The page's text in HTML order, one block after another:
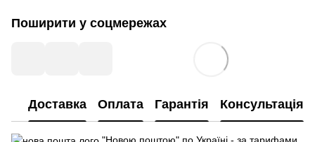
Поширити у соцмережах
Доставка Оплата Гарантія Консультація
"Новою поштою" по Україні - за тарифами